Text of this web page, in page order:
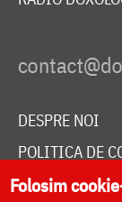
DESPRE NOI
POLITICA DE
DONEAZĂ
Folosim